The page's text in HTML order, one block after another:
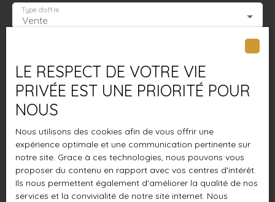
BLOG
Estimation
Vente
Type d'offre
Montval-sur-Loir (72500)
Localisation
Budget max (€)
Surface min (m²)
Rechercher
LE RESPECT DE VOTRE VIE
PRIVÉE EST UNE PRIORITÉ POUR
NOUS
Nous utilisons des cookies afin de vous offrir une
expérience optimale et une communication pertinente sur
notre site. Grace à ces technologies, nous pouvons vous
proposer du contenu en rapport avec vos centres d'intérêt.
Ils nous permettent également d'améliorer la qualité de nos
services et la convivialité de notre site internet. Nous